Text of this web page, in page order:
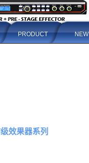
PRODUCT
效果器系列